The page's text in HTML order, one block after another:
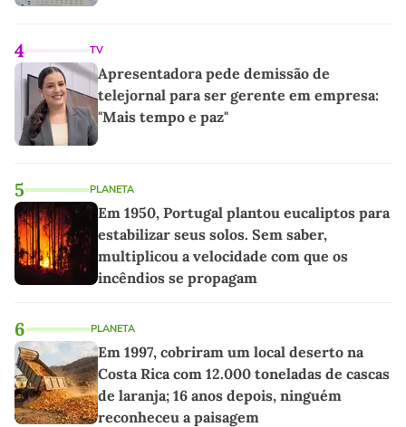
4 TV
Apresentadora pede demissão de
telejornal para ser gerente em empresa:
"Mais tempo e paz"
5 PLANETA
Em 1950, Portugal plantou eucaliptos para
estabilizar seus solos. Sem saber,
multiplicou a velocidade com que os
incêndios se propagam
6 PLANETA
Em 1997, cobriram um local deserto na
Costa Rica com 12.000 toneladas de cascas
de laranja; 16 anos depois, ninguém
reconheceu a paisagem